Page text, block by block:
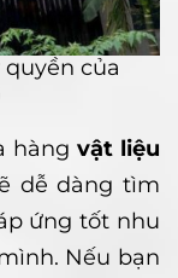
của
hàng vật liệu
dễ dàng tìm
ứng tốt nhu
Nếu bạn